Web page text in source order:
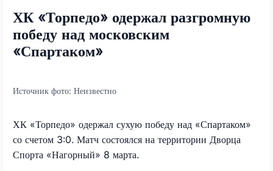
ХК «Торпедо» одержал разгромную
победу над московским
«Спартаком»
Источник фото: Неизвестно
ХК «Торпедо» одержал сухую победу над «Спартаком»
со счетом 3:0. Матч состоялся на территории Дворца
Спорта «Нагорный» 8 марта.